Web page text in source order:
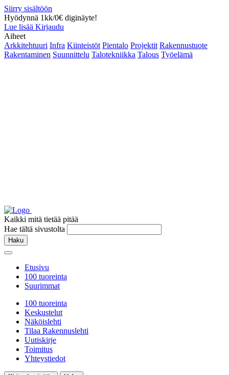
Siirry sisältöön
Hyödynnä 1kk/0€ diginäyte!
Lue lisää Kirjaudu
Aiheet
Arkkitehtuuri Infra Kiinteistöt Pientalo Projektit Rakennustuote
Rakentaminen Suunnittelu Talotekniikka Talous Työelämä
Kaikki mitä tietää pitää
Hae tältä sivustolta
Haku
Etusivu
100 tuoreinta
Suurimmat
100 tuoreinta
Keskustelut
Näköislehti
Tilaa Rakennuslehti
Uutiskirje
Toimitus
Yhteystiedot